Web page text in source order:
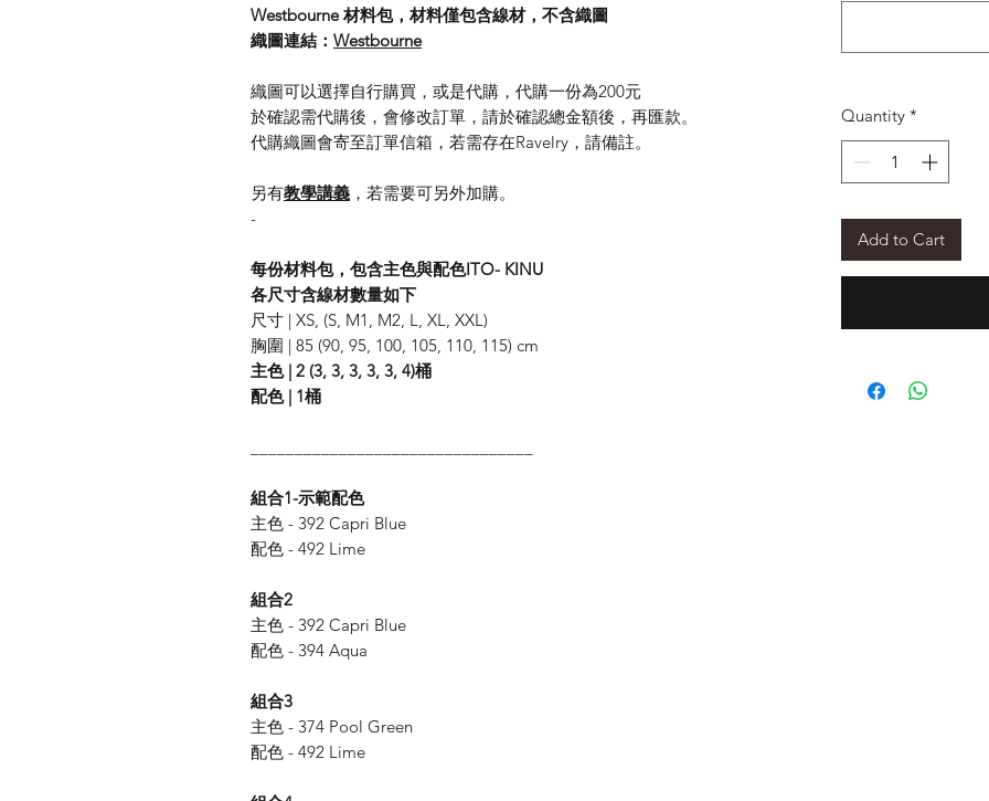
Westbourne 材料包，材料僅包含線材，不含織圖
織圖連結： Westbourne
織圖可以選擇自行購買，或是代購，代購一份為200元
於確認需代購後，會修改訂單，請於確認總金額後，再匯款。
代購織圖會寄至訂單信箱，若需存在Ravelry，請備註。
另有教學講義 ，若需要可另外加購。
-
每份材料包，包含主色與配色ITO- KINU
各尺寸含線材數量如下
尺寸 | XS, (S, M1, M2, L, XL, XXL)
胸圍 | 85 (90, 95, 100, 105, 110, 115) cm
主色 | 2 (3, 3, 3, 3, 3, 4)桶
配色 | 1桶
組合1-示範配色
主色 - 392 Capri Blue
配色 - 492 Lime
組合2
主色 - 392 Capri Blue
配色 - 394 Aqua
組合3
主色 - 374 Pool Green
配色 - 492 Lime
Quantity *
Add to Cart